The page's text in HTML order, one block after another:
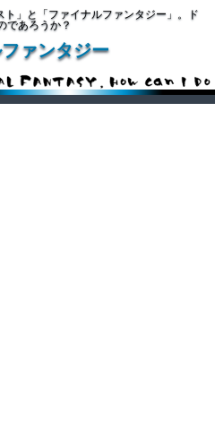
ト」と「ファイナルファンタジー」。ド
であろうか？
ァンタジー